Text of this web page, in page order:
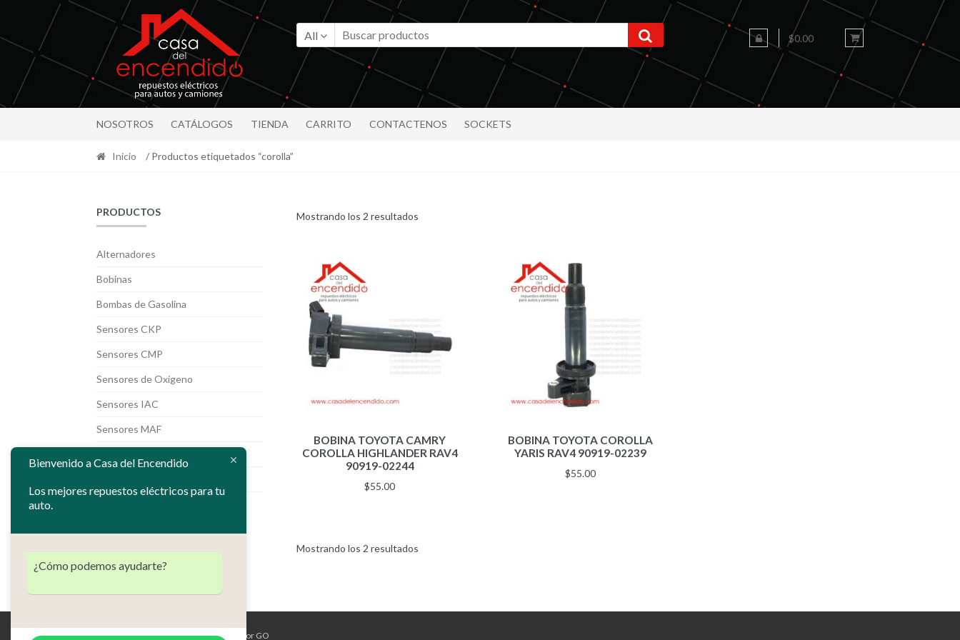
navegación
contenido
All $0.00
NOSOTROS CATÁLOGOS TIENDA CARRITO CONTACTENOS SOCKETS
Inicio / Productos etiquetados “corolla”
Mostrando los 2 resultados
BOBINA TOYOTA CAMRY
COROLLA HIGHLANDER RAV4
90919-02244
$55.00
BOBINA TOYOTA COROLLA
YARIS RAV4 90919-02239
$55.00
Mostrando los 2 resultados
PRODUCTOS
Alternadores
Bobinas
Bombas de Gasolina
Sensores CKP
Sensores CMP
Sensores de Oxígeno
Sensores IAC
Sensores MAF
Casa del Encendido ©2026. Diseñado por GO
Bienvenido a Casa del Encendido
Los mejores repuestos eléctricos para tu
auto.
¿Cómo podemos ayudarte?